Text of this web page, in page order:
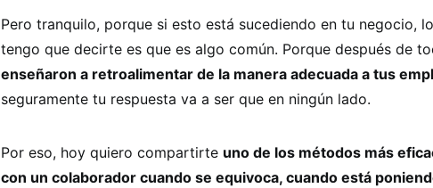
Pero tranquilo, porque si esto está sucediendo en tu negocio,
tengo que decirte es que es algo común. Porque después de
enseñaron a retroalimentar de la manera adecuada a tus
seguramente tu respuesta va a ser que en ningún lado.
Por eso, hoy quiero compartirte uno de los métodos más
con un colaborador cuando se equivoca, cuando está